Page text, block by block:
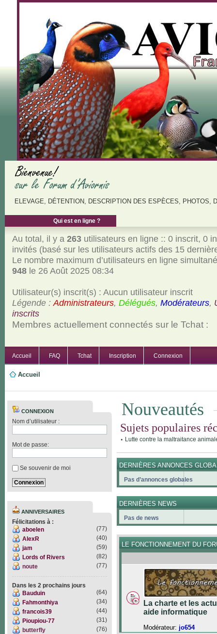
ELEVAGE, DÉTENTION, DESCRIPTION DES ESPÈCES, PHOTOS,
Qui est en ligne ?
Au total, il y a 263utilisateurs en ligne :: 0 inscrit, 0
invités (basé sur les utilisateurs actifs des 15
Le nombre maximum d’utilisateurs en ligne
948le 26 Août 2025 08:34
Utilisateur(s) inscrit(s) : Aucun utilisateur inscrit
Légende : Administrateurs, Délégués, Modérateurs,
inscrits
Membres actuellement connectés sur le Tchat :
Accueil FAQ Tchat Inscription Connexion
Accueil
CONNEXION
Nom d’utilisateur :
Mot de passe:
Se souvenir de moi
ANNIVERSAIRES
Félicitations à :
aboelen
(77)
AlexR
(40)
jam
(59)
Lords of Rivers
(82)
noute
(77)
Dans les 2 prochains jours
Bauduin
(64)
Fahmonthiya
(34)
francois39
(44)
Pioupiou-77
(31)
butterfly
(76)
Nouveautés
Sujets populaires
Lutte contre la maltraitance
DERNIÈRES ANNONCES
Pas d’annonces globales
DERNIÈRES NEWS
Pas de news
LE FONCTIONNEMENT DU
La charte et les
aide informatique
Modérateur: jo654